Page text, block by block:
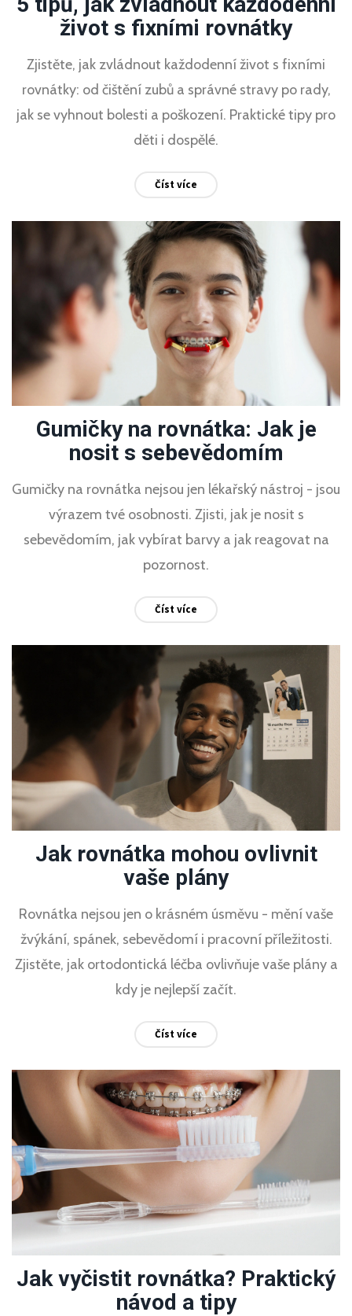
život s fixními rovnátky
Zjistěte, jak zvládnout každodenní život s fixními
rovnátky: od čištění zubů a správné stravy po rady,
jak se vyhnout bolesti a poškození. Praktické tipy pro
děti i dospělé.
Číst více
Gumičky na rovnátka: Jak je
nosit s sebevědomím
Gumičky na rovnátka nejsou jen lékařský nástroj - jsou
výrazem tvé osobnosti. Zjisti, jak je nosit s
sebevědomím, jak vybírat barvy a jak reagovat na
pozornost.
Číst více
Jak rovnátka mohou ovlivnit
vaše plány
Rovnátka nejsou jen o krásném úsměvu - mění vaše
žvýkání, spánek, sebevědomí i pracovní příležitosti.
Zjistěte, jak ortodontická léčba ovlivňuje vaše plány a
kdy je nejlepší začít.
Číst více
Jak vyčistit rovnátka? Praktický
návod a tipy